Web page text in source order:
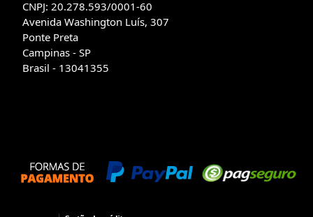
CNPJ: 20.278.593/0001-60
Avenida Washington Luís, 307
Ponte Preta
Campinas - SP
Brasil - 13041355